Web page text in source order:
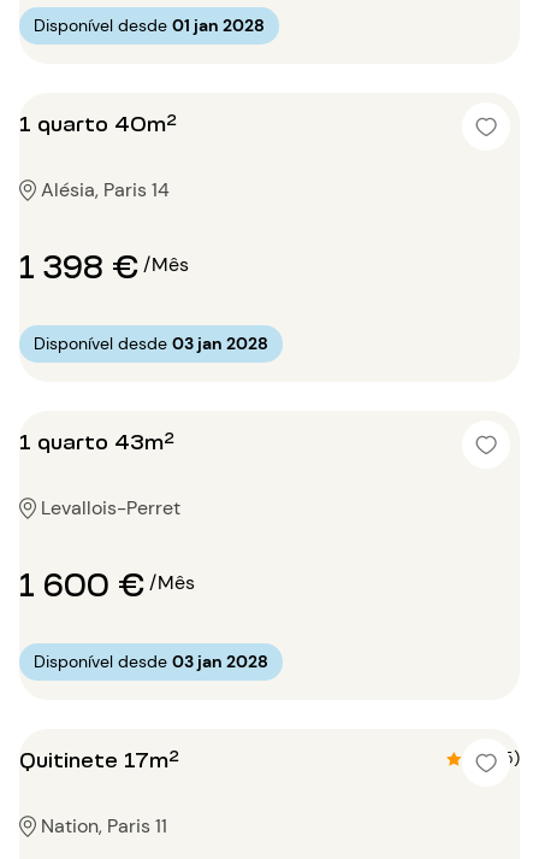
Disponível desde 01 jan 2028
1 quarto 40m²
Alésia, Paris 14
1 398 €/Mês
Disponível desde 03 jan 2028
1 quarto 43m²
Levallois-Perret
1 600 €/Mês
Disponível desde 03 jan 2028
Quitinete 17m² 4.8 (5)
Nation, Paris 11